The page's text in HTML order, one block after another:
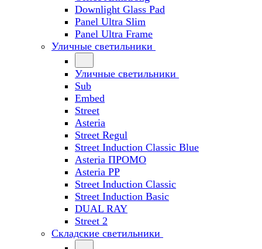
Downlight Glass Pad
Panel Ultra Slim
Panel Ultra Frame
Уличные светильники
Уличные светильники
Sub
Embed
Street
Asteria
Street Regul
Street Induction Classic Blue
Asteria ПРОМО
Asteria PP
Street Induction Classic
Street Induction Basic
DUAL RAY
Street 2
Складские светильники